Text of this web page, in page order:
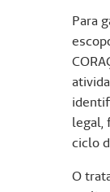
Para
legal,
ciclo
O